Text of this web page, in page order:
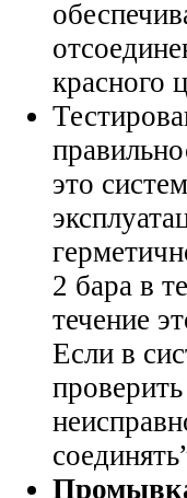
красного
это
2 бара в
течение
Если в